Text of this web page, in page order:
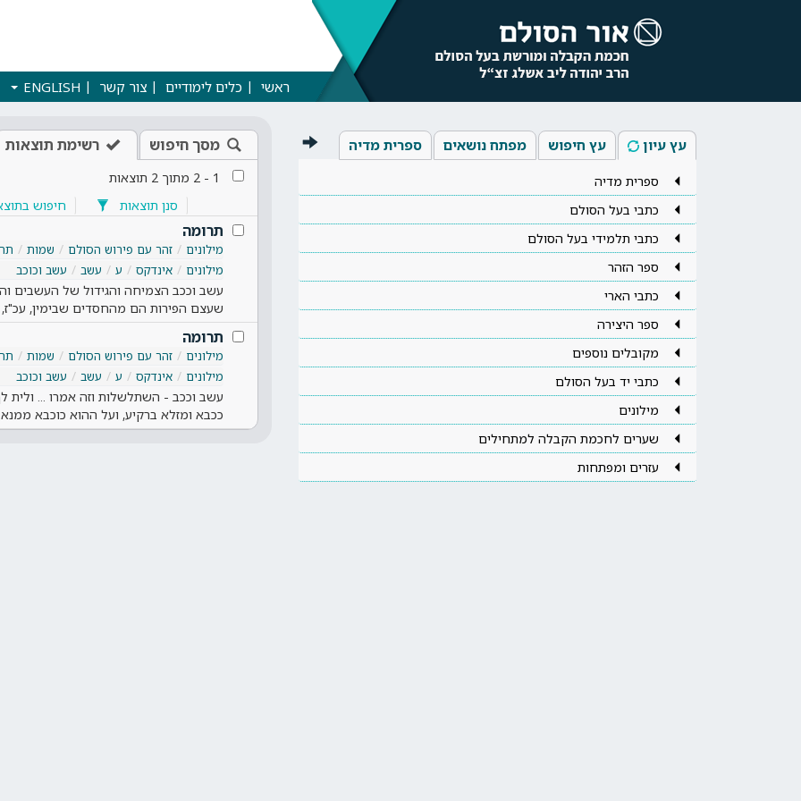
ראשי כלים לימודיים צור קשר ENGLISH
עץ עיון עץ חיפוש מפתח נושאים ספרית מדיה
ספרית מדיה
כתבי בעל הסולם
כתבי תלמידי בעל הסולם
ספר הזהר
כתבי הארי
ספר היצירה
מקובלים נוספים
כתבי יד בעל הסולם
מילונים
שערים לחכמת הקבלה למתחילים
עזרים ומפתחות
מסך חיפוש רשימת תוצאות
1
-
2 מתוך 2 תוצאות
סנן תוצאות
חיפוש
תרומה
מילונים זהר עם פירוש הסולם שמות
מילונים
אינדקס ע עשב עשב וכוכב
עשב וככב הצמיחה והגידול של העשבים
שעצם הפירות הם מהחסדים שבימין,
תרומה
מילונים זהר עם פירוש הסולם שמות
מילונים
אינדקס ע עשב עשב וכוכב
עשב וככב - השתלשלות וזה אמרו ...
ככבא ומזלא ברקיע, ועל ההוא כוכבא